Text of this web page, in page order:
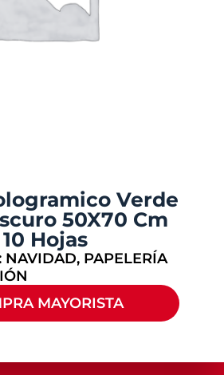
Verde
50X70 Cm
10 Hojas
NAVIDAD, PAPELERÍA
MAYORISTA